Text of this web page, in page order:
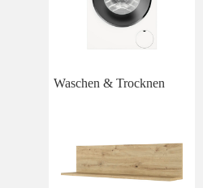
Waschen & Trocknen